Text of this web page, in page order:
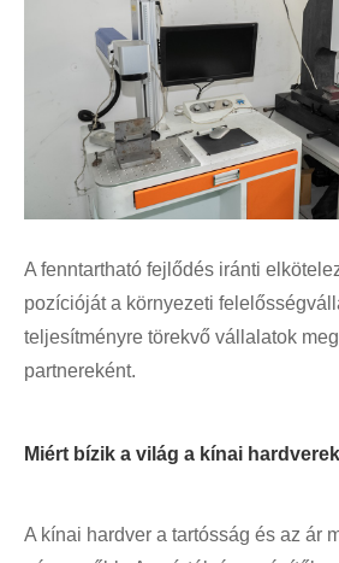
A fenntartható fejlődés iránti
pozícióját a környezeti
teljesítményre törekvő vállalatok
partnereként.
Miért bízik a világ a kínai
A kínai hardver a tartósság és az ár